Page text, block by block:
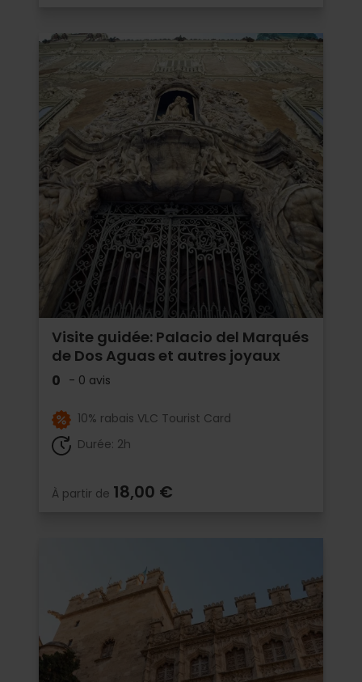
Visite guidée: Palacio del Marqués
de Dos Aguas et autres joyaux
0 - 0 avis
10% rabais VLC Tourist Card
Durée: 2h
À partir de 18,00 €